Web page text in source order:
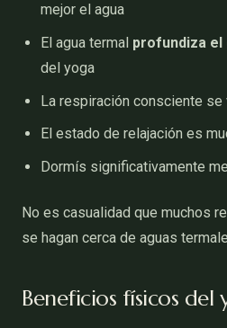
mejor el agua
El agua termal profundiza
del yoga
La respiración consciente se
El estado de relajación es
Dormís significativamente
No es casualidad que muchos
se hagan cerca de aguas
Beneficios físicos del